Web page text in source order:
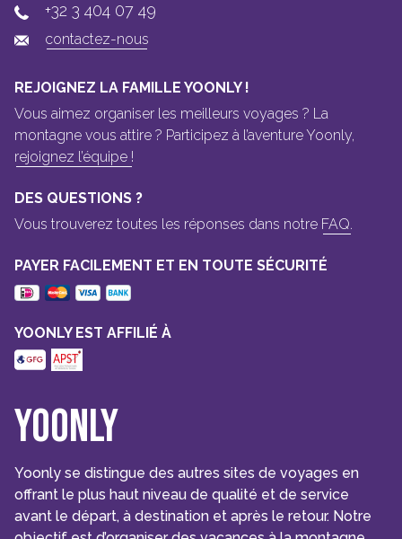
Yoonly
Yoonly se distingue des autres sites de voyages en
offrant le plus haut niveau de qualité et de service
avant le départ, à destination et après le retour. Notre
+32 3 404 07 49
contactez-nous
REJOIGNEZ LA FAMILLE YOONLY !
Vous aimez organiser les meilleurs voyages ? La
montagne vous attire ? Participez à l’aventure Yoonly,
rejoignez l’équipe !
DES QUESTIONS ?
Vous trouverez toutes les réponses dans notre FAQ.
PAYER FACILEMENT ET EN TOUTE SÉCURITÉ
YOONLY EST AFFILIÉ À